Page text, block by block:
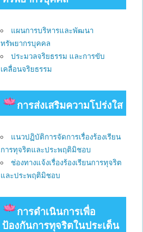
แผนการบริหารและพัฒนา
ทรัพยากรบุคคล
ประมวลจริยธรรม และการขับ
เคลื่อนจริยธรรม
การส่งเสริมความโปร่งใส
แนวปฏิบัติการจัดการเรื่องร้องเรียน
การทุจริตและประพฤติมิชอบ
ช่องทางแจ้งเรื่องร้องเรียนการทุจริต
และประพฤติมิชอบ
การดําเนินการเพื่อ
ป้องกันการทุจริตในประเด็น